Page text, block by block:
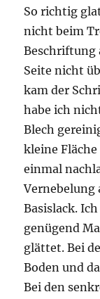
So richtig
nicht beim
Beschriftung
Seite nicht
kam der
habe ich
Blech
kleine
einmal
Vernebelung
Basislack.
genügend
glättet. Bei
Boden und
Bei den